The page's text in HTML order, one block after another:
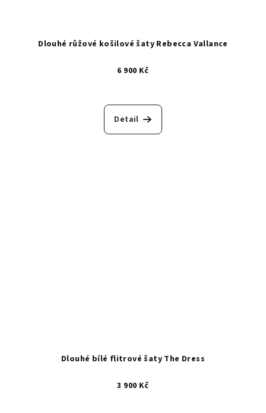
Dlouhé růžové košilové šaty Rebecca Vallance
6 900 Kč
Detail
Dlouhé bílé flitrové šaty The Dress
3 900 Kč